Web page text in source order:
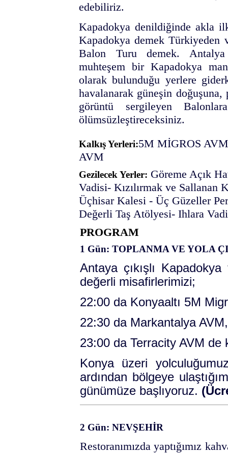
edebiliriz.
Kapadokya denildiğinde akla
Kapadokya demek Türkiyeden
Balon Turu demek. Antalya
muhteşem bir Kapadokya
olarak bulunduğu yerlere
havalanarak güneşin
görüntü sergileyen
ölümsüzleştireceksiniz.
Kalkış Yerleri:5M MİGROS
AVM
Gezilecek Yerler: Göreme Açık
Vadisi- Kızılırmak ve Sallanan
Üçhisar Kalesi - Üç Güzeller
Değerli Taş Atölyesi- Ihlara
PROGRAM
1 Gün: TOPLANMA VE YOLA
Antaya çıkışlı
değerli misafirlerimizi;
22:00 da Konyaaltı 5M
22:30 da Markantalya AVM,
23:00 da Terracity AVM de
Konya üzeri
ardından bölgeye
günümüze başlıyoruz.
2 Gün: NEVŞEHİR
Restoranımızda yaptığımız